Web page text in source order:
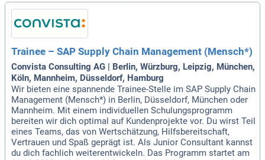
Trainee – SAP Supply Chain Management (Mensch*)
Convista Consulting AG | Berlin, Würzburg, Leipzig, München,
Köln, Mannheim, Düsseldorf, Hamburg
Wir bieten eine spannende Trainee-Stelle im SAP Supply Chain
Management (Mensch*) in Berlin, Düsseldorf, München oder
Mannheim. Mit einem individuellen Schulungsprogramm
bereiten wir dich optimal auf Kundenprojekte vor. Du wirst Teil
eines Teams, das von Wertschätzung, Hilfsbereitschaft,
Vertrauen und Spaß geprägt ist. Als Junior Consultant kannst
du dich fachlich weiterentwickeln. Das Programm startet am